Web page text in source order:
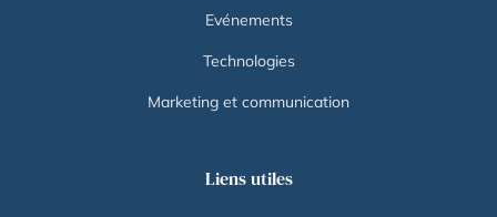
Evénements
Technologies
Marketing et communication
Liens utiles